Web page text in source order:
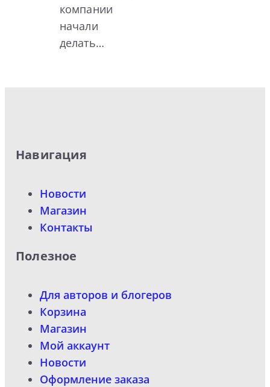
компании
начали
делать…
Навигация
Новости
Магазин
Контакты
Полезное
Для авторов и блогеров
Корзина
Магазин
Мой аккаунт
Новости
Оформление заказа